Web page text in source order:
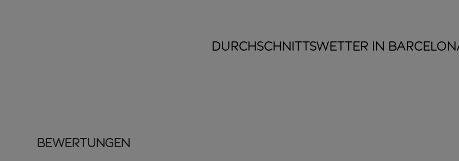
DURCHSCHNITTSWETTER IN
Bewertungen